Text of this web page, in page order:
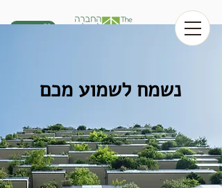
נשמח לשמוע מכם